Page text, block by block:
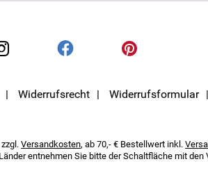
Widerrufsrecht Widerrufsformular
Versandkosten, ab 70,- € Bestellwert inkl.
entnehmen Sie bitte der Schaltfläche mit den